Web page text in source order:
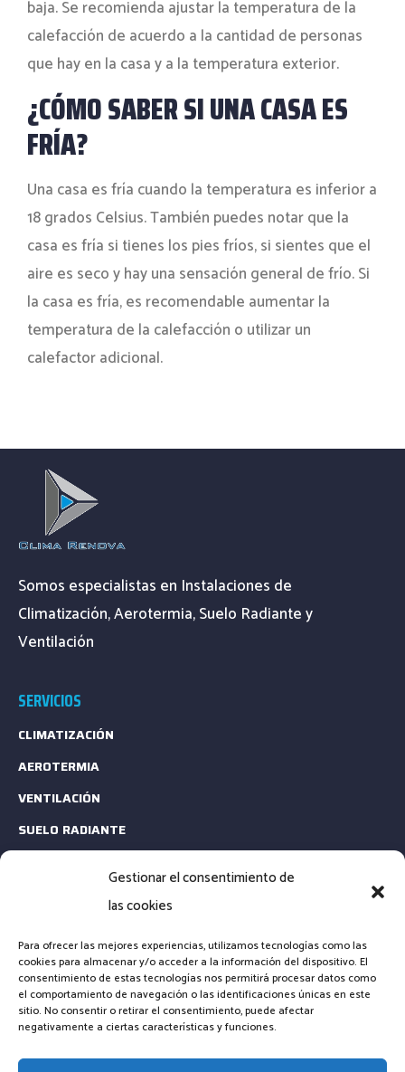
Gestionar el consentimiento de
las cookies
Para ofrecer las mejores experiencias, utilizamos tecnologías como las
cookies para almacenar y/o acceder a la información del dispositivo. El
consentimiento de estas tecnologías nos permitirá procesar datos como
el comportamiento de navegación o las identificaciones únicas en este
sitio. No consentir o retirar el consentimiento, puede afectar
negativamente a ciertas características y funciones.
baja. Se recomienda ajustar la temperatura de la
calefacción de acuerdo a la cantidad de personas
que hay en la casa y a la temperatura exterior.
¿CÓMO SABER SI UNA CASA ES
FRÍA?
Una casa es fría cuando la temperatura es inferior a
18 grados Celsius. También puedes notar que la
casa es fría si tienes los pies fríos, si sientes que el
aire es seco y hay una sensación general de frío. Si
la casa es fría, es recomendable aumentar la
temperatura de la calefacción o utilizar un
calefactor adicional.
Somos especialistas en Instalaciones de
Climatización, Aerotermia, Suelo Radiante y
Ventilación
SERVICIOS
CLIMATIZACIÓN
AEROTERMIA
VENTILACIÓN
SUELO RADIANTE
CONTACTA
EMAIL: INFO@CLIMARENOVA.ES
TELÉFONO: +34 661 23 13 64